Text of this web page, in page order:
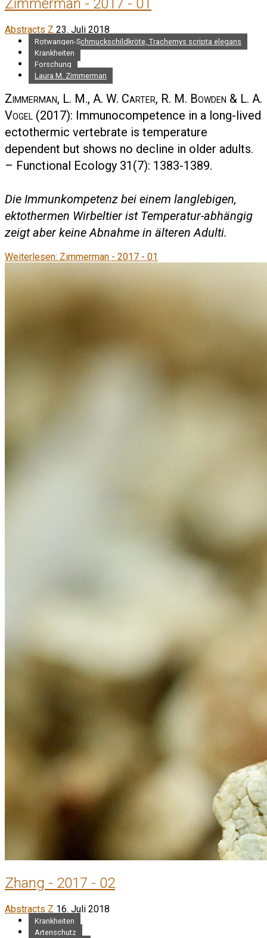
Zimmerman - 2017 - 01
Abstracts Z 23. Juli 2018
Rotwangen-Schmuckschildkröte, Trachemys scripta elegans
Krankheiten
Forschung
Laura M. Zimmerman
Zimmerman, L. M., A. W. Carter, R. M. Bowden & L. A.
Vogel (2017): Immunocompetence in a long-lived
ectothermic vertebrate is temperature
dependent but shows no decline in older adults.
– Functional Ecology 31(7): 1383-1389.
Die Immunkompetenz bei einem langlebigen,
ektothermen Wirbeltier ist Temperatur-abhängig
zeigt aber keine Abnahme in älteren Adulti.
Weiterlesen: Zimmerman - 2017 - 01
Zhang - 2017 - 02
Abstracts Z 16. Juli 2018
Krankheiten
Artenschutz